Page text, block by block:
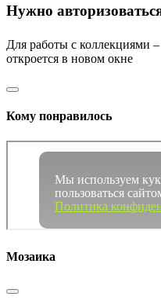
Нужно
Для работы с коллекциями
откроется в новом окне
Кому понравилось
Мозаика
Мы используем
пользоваться
Политика